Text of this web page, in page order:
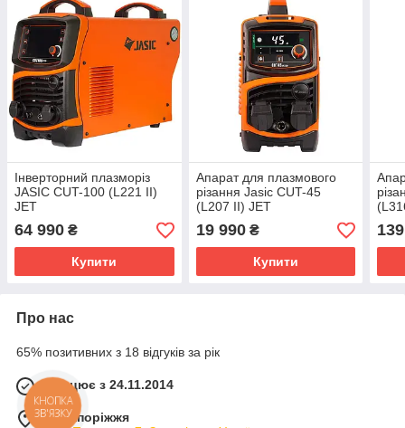
Інверторний плазморіз
JASIC CUT-100 (L221 II)
JET
64 990 ₴
Купити
Апарат для плазмового
різання Jasic CUT-45
(L207 II) JET
19 990₴
Купити
Про нас
65% позитивних з 18 відгуків за рік
Працює з 24.11.2014
м. Запоріжжя
КНОПКА
ЗВ'ЯЗКУ